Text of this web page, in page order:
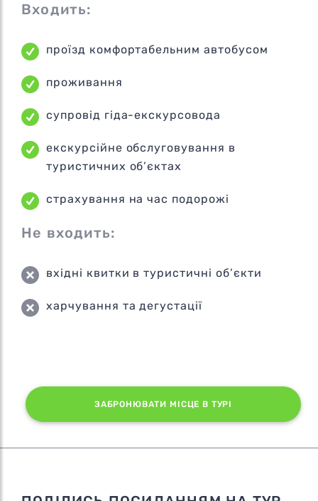
Входить:
проїзд комфортабельним автобусом
проживання
супровід гіда-екскурсовода
екскурсійне обслуговування в
туристичних об’єктах
страхування на час подорожі
Не входить:
вхідні квитки в туристичні об’єкти
харчування та дегустації
ЗАБРОНЮВАТИ МІСЦЕ В ТУРІ